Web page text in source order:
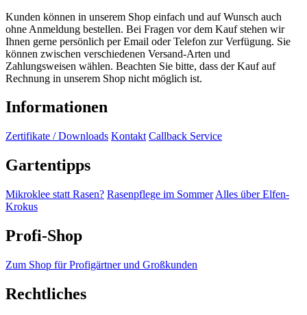
Kunden können in unserem Shop einfach und auf Wunsch auch
ohne Anmeldung bestellen. Bei Fragen vor dem Kauf stehen wir
Ihnen gerne persönlich per Email oder Telefon zur Verfügung. Sie
können zwischen verschiedenen Versand-Arten und
Zahlungsweisen wählen. Beachten Sie bitte, dass der Kauf auf
Rechnung in unserem Shop nicht möglich ist.
Informationen
Zertifikate / Downloads Kontakt Callback Service
Gartentipps
Mikroklee statt Rasen? Rasenpflege im Sommer Alles über Elfen-
Krokus
Profi-Shop
Zum Shop für Profigärtner und Großkunden
Rechtliches